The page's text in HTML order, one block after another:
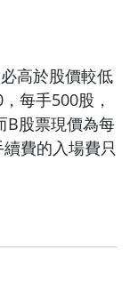
高於股價較低
每手500股，
B股票現價為每
費的入場費只